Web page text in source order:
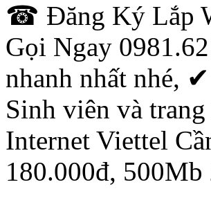
☎ Đăng Ký Lắp
Gọi Ngay
nhanh nhất nhé,
Sinh viên và
Internet Viettel
180.000đ, 500Mb